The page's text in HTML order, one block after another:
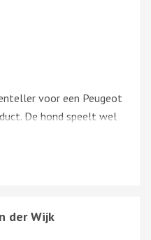
voor een Peugeot
De hond speelt wel
verder alles super
der Wijk